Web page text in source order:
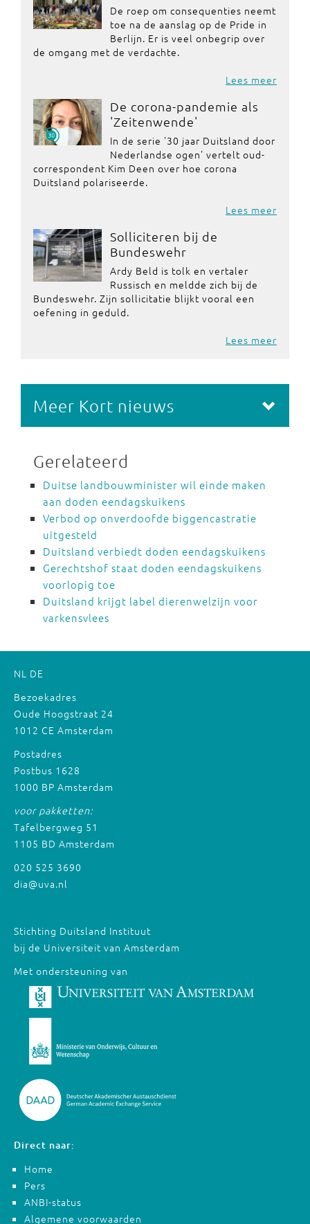
De roep om consequenties neemt
toe na de aanslag op de Pride in
Berlijn. Er is veel onbegrip over
de omgang met de verdachte.
Lees meer
De corona-pandemie als
'Zeitenwende'
In de serie '30 jaar Duitsland door
Nederlandse ogen' vertelt oud-
correspondent Kim Deen over hoe corona
Duitsland polariseerde.
Lees meer
Solliciteren bij de
Bundeswehr
Ardy Beld is tolk en vertaler
Russisch en meldde zich bij de
Bundeswehr. Zijn sollicitatie blijkt vooral een
oefening in geduld.
Lees meer
Meer Kort nieuws
Gerelateerd
Duitse landbouwminister wil einde maken
aan doden eendagskuikens
Verbod op onverdoofde biggencastratie
uitgesteld
Duitsland verbiedt doden eendagskuikens
Gerechtshof staat doden eendagskuikens
voorlopig toe
Duitsland krijgt label dierenwelzijn voor
varkensvlees
NL DE
Bezoekadres
Oude Hoogstraat 24
1012 CE Amsterdam
Postadres
Postbus 1628
1000 BP Amsterdam
voor pakketten:
Tafelbergweg 51
1105 BD Amsterdam
020 525 3690
dia@uva.nl
Stichting Duitsland Instituut
bij de Universiteit van Amsterdam
Met ondersteuning van
Direct naar:
Home
Pers
ANBI-status
Algemene voorwaarden